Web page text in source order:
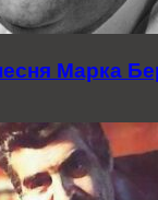
Марка